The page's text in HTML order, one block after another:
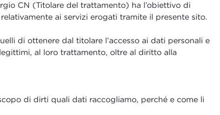
CN (Titolare del trattamento) ha l’obiettivo di
ai servizi erogati tramite il presente sito.
di ottenere dal titolare l’accesso ai dati personali e
al loro trattamento, oltre al diritto alla
di dirti quali dati raccogliamo, perché e come li